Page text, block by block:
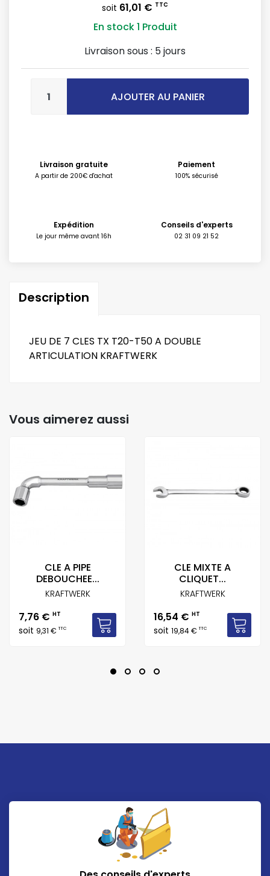
soit 61,01 € TTC
En stock1 Produit
Livraison sous : 5 jours
AJOUTER AU PANIER
Livraison gratuite
A partir de 200€ d'achat
Paiement
100% sécurisé
Expédition
Le jour même avant 16h
Conseils d'experts
02 31 09 21 52
Description
JEU DE 7 CLES TX T20-T50 A DOUBLE
ARTICULATION KRAFTWERK
Vous aimerez aussi
CLE A PIPE
DEBOUCHEE...
KRAFTWERK
Prix
7,76 € HT
soit 9,31 €TTC
CLE MIXTE A
CLIQUET...
KRAFTWERK
Prix
16,54 € HT
soit 19,84 €TTC